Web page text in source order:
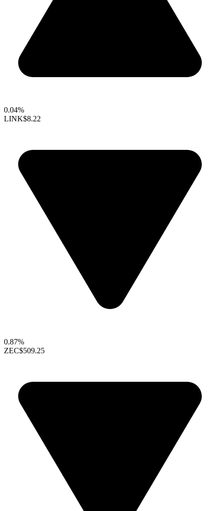
0.04%
LINK$8.22
0.87%
ZEC$509.25